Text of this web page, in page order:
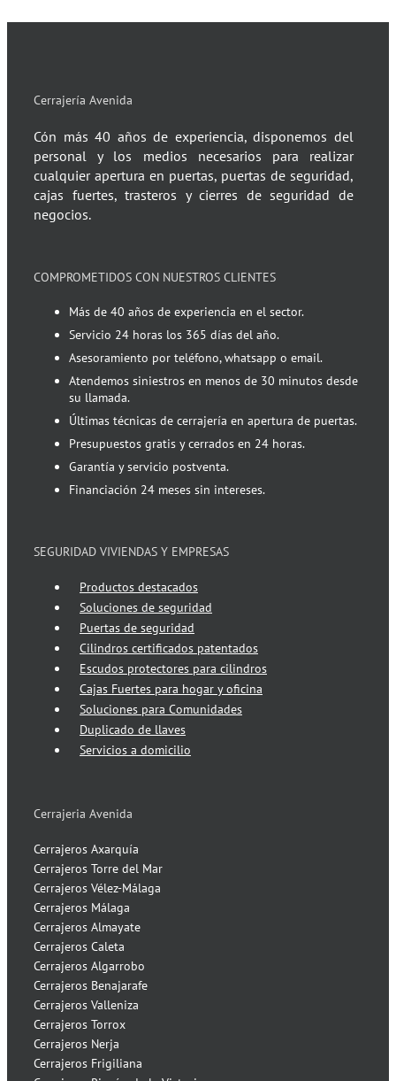
Cerrajería Avenida
Cón más 40 años de experiencia, disponemos del
personal y los medios necesarios para realizar
cualquier apertura en puertas, puertas de seguridad,
cajas fuertes, trasteros y cierres de seguridad de
negocios.
COMPROMETIDOS CON NUESTROS CLIENTES
Más de 40 años de experiencia en el sector.
Servicio 24 horas los 365 días del año.
Asesoramiento por teléfono, whatsapp o email.
Atendemos siniestros en menos de 30 minutos desde
su llamada.
Últimas técnicas de cerrajería en apertura de puertas.
Presupuestos gratis y cerrados en 24 horas.
Garantía y servicio postventa.
Financiación 24 meses sin intereses.
SEGURIDAD VIVIENDAS Y EMPRESAS
Productos destacados
Soluciones de seguridad
Puertas de seguridad
Cilindros certificados patentados
Escudos protectores para cilindros
Cajas Fuertes para hogar y oficina
Soluciones para Comunidades
Duplicado de llaves
Servicios a domicilio
Cerrajeria Avenida
Cerrajeros Axarquía
Cerrajeros Torre del Mar
Cerrajeros Vélez-Málaga
Cerrajeros Málaga
Cerrajeros Almayate
Cerrajeros Caleta
Cerrajeros Algarrobo
Cerrajeros Benajarafe
Cerrajeros Valleniza
Cerrajeros Torrox
Cerrajeros Nerja
Cerrajeros Frigiliana